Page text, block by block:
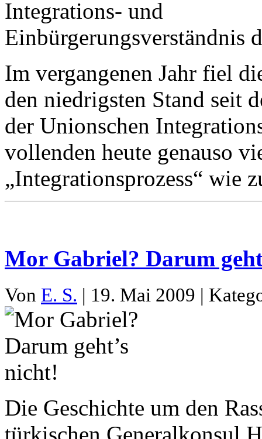
Im vergangenen Jahr fiel
den niedrigsten Stand seit
der Unionschen
vollenden heute genauso
„Integrationsprozess“ wie
Mor Gabriel? Darum
Von E. S. | 19. Mai 2009 |
Die Geschichte um den
türkischen Generalkonsul